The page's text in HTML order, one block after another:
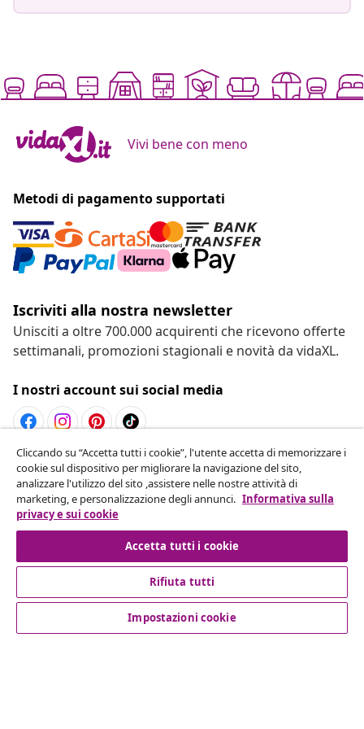
Vivi bene con meno
Metodi di pagamento supportati
Iscriviti alla nostra newsletter
Unisciti a oltre 700.000 acquirenti che ricevono offerte
settimanali, promozioni stagionali e novità da vidaXL.
I nostri account sui social media
Recesso dal contratto
Invia una richiesta di recesso per il tuo ordine.
Recesso dal contratto
Servizio clienti
Cliccando su “Accetta tutti i cookie”, l'utente accetta di memorizzare i
cookie sul dispositivo per migliorare la navigazione del sito,
analizzare l'utilizzo del sito ,assistere nelle nostre attività di
marketing, e personalizzazione degli annunci. Informativa sulla
privacy e sui cookie
Accetta tutti i cookie
Rifiuta tutti
Impostazioni cookie